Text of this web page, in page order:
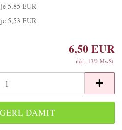
je 5,85 EUR
je 5,53 EUR
6,50 EUR
inkl. 13% MwSt.